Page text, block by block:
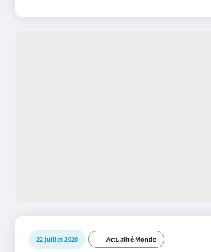
22 juillet 2026 Actualité Monde